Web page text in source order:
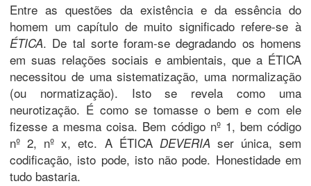
Entre as questões da existência e da essência do
homem um capítulo de muito significado refere-se à
ÉTICA. De tal sorte foram-se degradando os homens
em suas relações sociais e ambientais, que a ÉTICA
necessitou de uma sistematização, uma normalização
(ou normatização). Isto se revela como uma
neurotização. É como se tomasse o bem e com ele
fizesse a mesma coisa. Bem código nº 1, bem código
nº 2, nº x, etc. A ÉTICA DEVERIAser única, sem
codificação, isto pode, isto não pode. Honestidade em
tudo bastaria.